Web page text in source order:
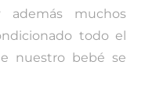
además muchos
todo el
nuestro bebé se